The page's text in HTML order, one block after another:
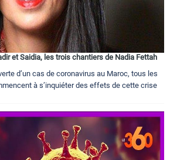
et Saidia, les trois chantiers de Nadia Fettah
d’un cas de coronavirus au Maroc, tous les
à s’inquiéter des effets de cette crise